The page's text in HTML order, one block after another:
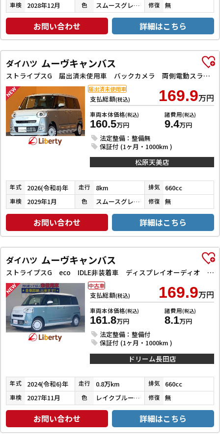
車検 2028年12月 色 スムースグレーマイカメタリック／シャイニングホワイトパール 修復 無
お問い合わせ 詳細はこちら
ダイハツ ムーヴキャンバス
ストライプスG 届出済未使用車 バックカメラ 両側電動スライドドア クリアランスソナー 衝突被害軽減システム オートライト LEDヘッドランプ スマートキー アイドリングストップ 電動格納ミラー シートヒーター
支払総額(税込) 169.9万円
車両本体価格(税込)
160.5万円
諸費用(税込)
9.4万円
法定整備：整備無
保証付 (1ヶ月・1000km )
届出済未使用車
松原天美店
年式 2026(令和8)年 走行 8km 排気 660cc
車検 2029年1月 色 スムースグレーマイカメタリック／シャイニングホワイトパール 修復 無
お問い合わせ 詳細はこちら
ダイハツ ムーヴキャンバス
ストライプスG eco IDLE非装着車 ディスプレイオーディオ バックカメラ 両側電動スライドドア TV クリアランスソナー 衝突被害軽減システム オートライト スマートキー 電動格納ミラー シートヒーター CVT ABS ESC
支払総額(税込) 169.9万円
車両本体価格(税込)
161.8万円
諸費用(税込)
8.1万円
法定整備：整備付
保証付 (1ヶ月・1000km )
中古車
ドリーム長田店
年式 2024(令和6)年 走行 0.8万km 排気 660cc
車検 2027年11月 色 レイクブルーメタリック／シャイニングホワイトパール 修復 無
お問い合わせ 詳細はこちら